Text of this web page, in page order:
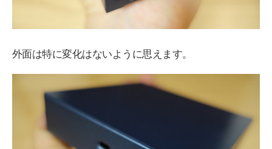
外面は特に変化はないように思えます。